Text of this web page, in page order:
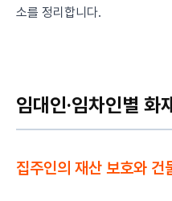
소를 정리합니다.
임대인·임차인별 화
집주인의 재산 보호와 건